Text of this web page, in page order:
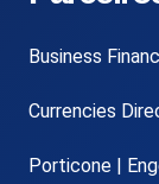
Business
Currencies
Porticone |